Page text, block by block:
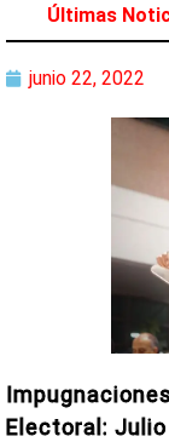
Últimas
el primer lugar
junio 22, 2022
Electoral: Julio